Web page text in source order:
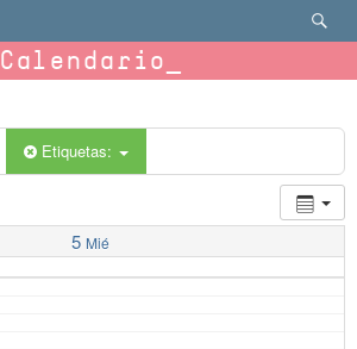
Calendario
Etiquetas:
5 Mié